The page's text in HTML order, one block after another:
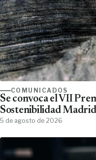
COMUNICADOS
Se convoca el VII
Sostenibilidad
5 de agosto de 2026